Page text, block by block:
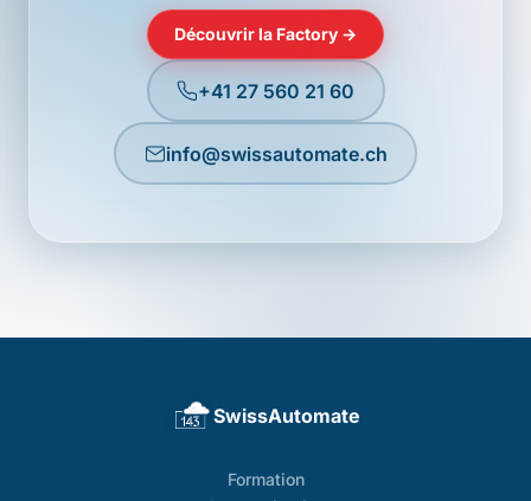
Découvrir la Factory →
+41 27 560 21 60
info@swissautomate.ch
SwissAutomate
Formation